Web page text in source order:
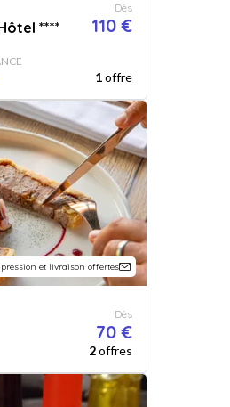
****
Dès
110 €
1offre
et livraison offertes
Dès
70 €
2offres